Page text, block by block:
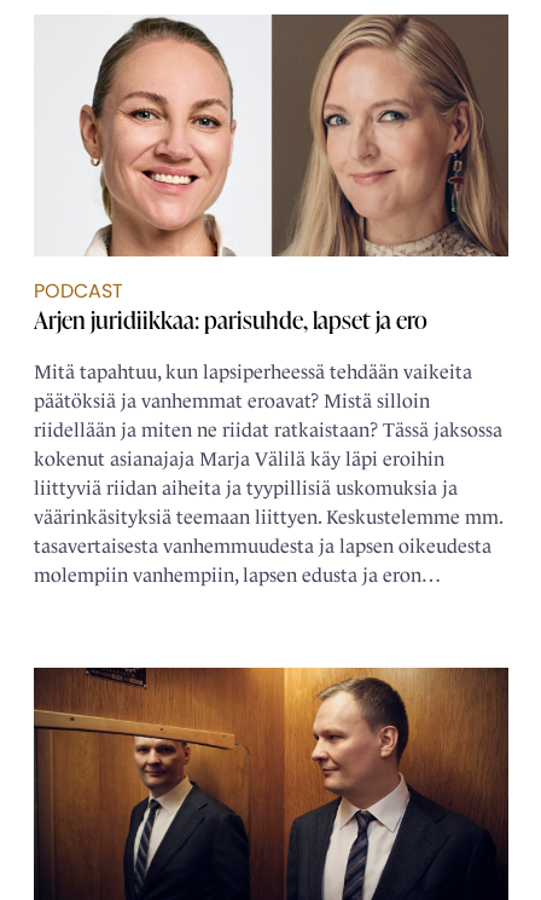
PODCAST
Arjen juridiikkaa: parisuhde, lapset ja ero
Mitä tapahtuu, kun lapsiperheessä tehdään vaikeita
päätöksiä ja vanhemmat eroavat? Mistä silloin
riidellään ja miten ne riidat ratkaistaan? Tässä jaksossa
kokenut asianajaja Marja Välilä käy läpi eroihin
liittyviä riidan aiheita ja tyypillisiä uskomuksia ja
väärinkäsityksiä teemaan liittyen. Keskustelemme mm.
tasavertaisesta vanhemmuudesta ja lapsen oikeudesta
molempiin vanhempiin, lapsen edusta ja eron…